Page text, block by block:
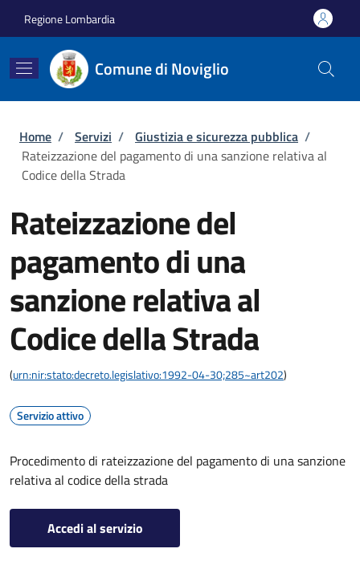
Regione Lombardia
Comune di Noviglio
Briciole di pane
Home / Servizi / Giustizia e sicurezza pubblica /
Rateizzazione del pagamento di una sanzione relativa al
Codice della Strada
Rateizzazione del
pagamento di una
sanzione relativa al
Codice della Strada
(urn:nir:stato:decreto.legislativo:1992-04-30;285~art202)
Servizio attivo
Procedimento di rateizzazione del pagamento di una sanzione
relativa al codice della strada
Accedi al servizio